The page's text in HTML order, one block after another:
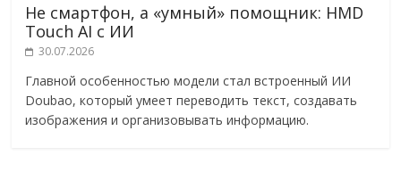
Не смартфон, а «умный» помощник: HMD
Touch AI с ИИ
30.07.2026
Главной особенностью модели стал встроенный ИИ
Doubao, который умеет переводить текст, создавать
изображения и организовывать информацию.